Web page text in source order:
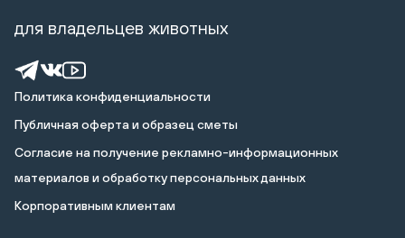
Политика конфиденциальности
Публичная оферта и образец сметы
Cогласие на получение рекламно-информационных
материалов и обработку персональных данных
Корпоративным клиентам
для владельцев животных